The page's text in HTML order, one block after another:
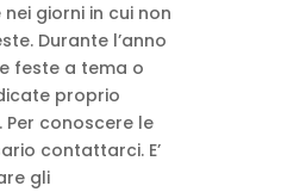
giorni in cui non
Durante l’anno
feste a tema o
proprio
Per conoscere le
contattarci. E’
gli